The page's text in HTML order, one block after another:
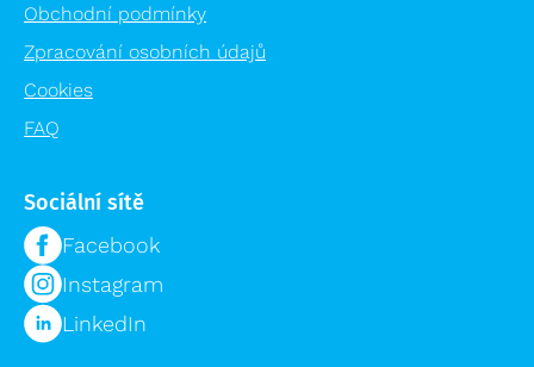
Obchodní podmínky
Zpracování osobních údajů
Cookies
FAQ
Sociální sítě
Facebook
Instagram
LinkedIn